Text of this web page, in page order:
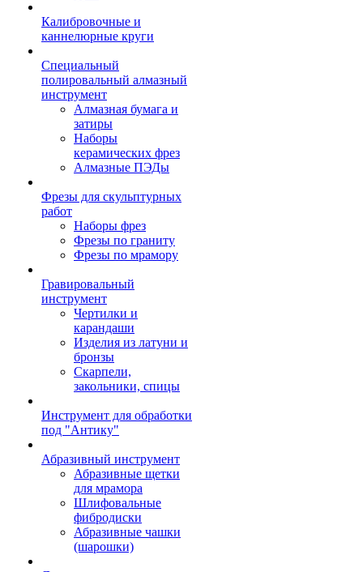
Калибровочные и
каннелюрные круги
Специальный
полировальный алмазный
инструмент
Алмазная бумага и
затиры
Наборы
керамических фрез
Алмазные ПЭДы
Фрезы для скульптурных
работ
Наборы фрез
Фрезы по граниту
Фрезы по мрамору
Гравировальный
инструмент
Чертилки и
карандаши
Изделия из латуни и
бронзы
Скарпели,
закольники, спицы
Инструмент для обработки
под "Антику"
Абразивный инструмент
Абразивные щетки
для мрамора
Шлифовальные
фибродиски
Абразивные чашки
(шарошки)